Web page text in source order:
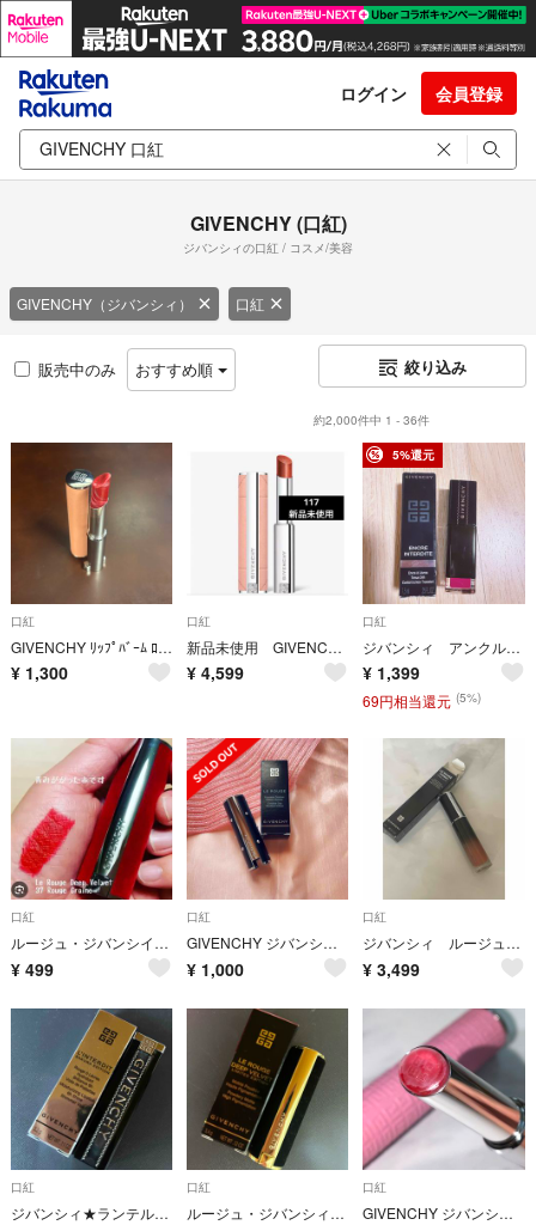
ログイン 会員登録
GIVENCHY (口紅)
ジバンシィの口紅 / コスメ/美容
GIVENCHY（ジバンシィ） 口紅
販売中のみ おすすめ順 絞り込み
約2,000件中 1 - 36件
口紅
GIVENCHY ﾘｯﾌﾟﾊﾞｰﾑ ﾛｰｽﾞ•ﾊﾟｰﾌｪｸﾄ 37
¥ 1,300
口紅
新品未使用 GIVENCHY ローズパーフェクトシャインリップスティック117
¥ 4,599
5%還元
口紅
ジバンシィ アンクル、アンテルディ リップカラー
¥ 1,399
69円相当還元 (5%)
口紅
ルージュ・ジバンシイ・ベルベットNo.37 ミニサイズ！お得！！
¥ 499
口紅
GIVENCHY ジバンシィ リップケース 口紅
¥ 1,000
口紅
ジバンシィ ルージュ・アンテルディ・クリーム・ベルベット#12
¥ 3,499
口紅
ジバンシィ★ランテルディ・リップスティック / No.01 フローズン・ブルー GIVENCHY
口紅
ルージュ・ジバンシィ・ベルベット(リップスティック) No.37 ルージュ・グレネ GIVENCHY
口紅
GIVENCHY ジバンシイ リップバーム ローズパーフェクト 37